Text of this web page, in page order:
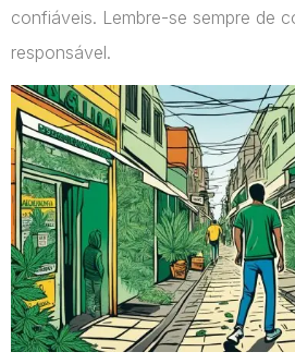
confiáveis. Lembre-se sempre de
responsável.